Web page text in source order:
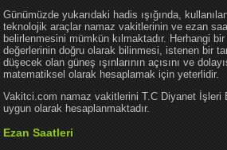
Günümüzde yukarıdaki hadis ışığında,
teknolojik araçlar namaz vakitlerinin ve ezan
belirlenmesini mümkün kılmaktadır. Herhangi
değerlerinin doğru olarak bilinmesi, istenen bir
düşecek olan güneş ışınlarının açısını ve
matematiksel olarak hesaplamak için yeterlidir.
Vakitci.com namaz vakitlerini T.C Diyanet İşleri
uygun olarak hesaplanmaktadır.
Ezan Saatleri